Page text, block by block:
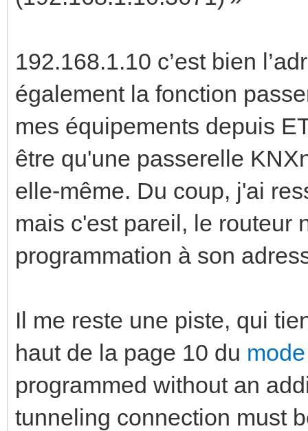
192.168.1.10 c’est bien
également la fonction
mes équipements depuis
être qu'une passerelle
elle-même. Du coup, j'ai
mais c'est pareil, le routeur
programmation à son
Il me reste une piste, qui
haut de la page 10 du
programmed without an
tunneling connection must